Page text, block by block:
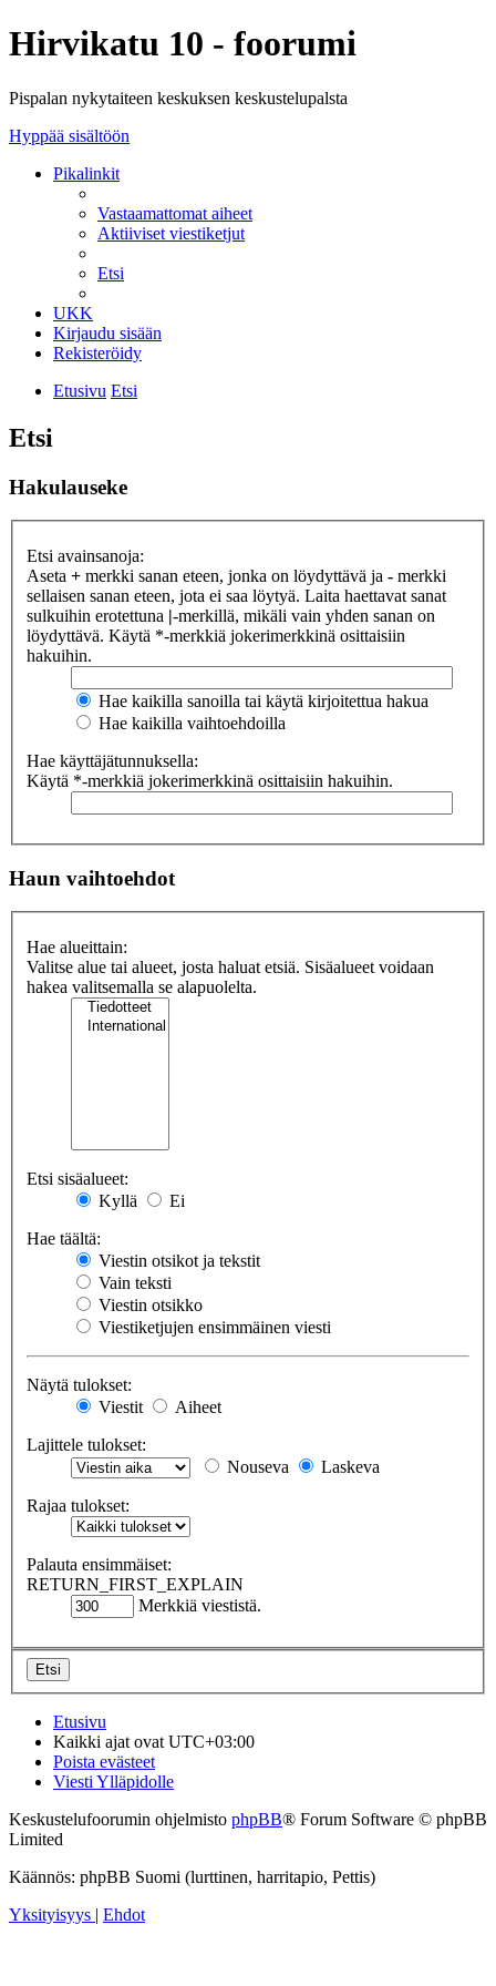
Hirvikatu 10 - foorumi
Pispalan nykytaiteen keskuksen keskustelupalsta
Hyppää sisältöön
Pikalinkit
Vastaamattomat aiheet
Aktiiviset viestiketjut
Etsi
UKK
Kirjaudu sisään
Rekisteröidy
Etusivu Etsi
Etsi
Hakulauseke
Etsi avainsanoja:
Aseta + merkki sanan eteen, jonka on löydyttävä ja - merkki
sellaisen sanan eteen, jota ei saa löytyä. Laita haettavat sanat
sulkuihin erotettuna |-merkillä, mikäli vain yhden sanan on
löydyttävä. Käytä *-merkkiä jokerimerkkinä osittaisiin
hakuihin.
Hae kaikilla sanoilla tai käytä kirjoitettua hakua
Hae kaikilla vaihtoehdoilla
Hae käyttäjätunnuksella:
Käytä *-merkkiä jokerimerkkinä osittaisiin hakuihin.
Haun vaihtoehdot
Hae alueittain:
Valitse alue tai alueet, josta haluat etsiä. Sisäalueet voidaan
hakea valitsemalla se alapuolelta.
Etsi sisäalueet:
Kyllä
Ei
Hae täältä:
Viestin otsikot ja tekstit
Vain teksti
Viestin otsikko
Viestiketjujen ensimmäinen viesti
Näytä tulokset:
Viestit
Aiheet
Lajittele tulokset:
Nouseva
Laskeva
Rajaa tulokset:
Palauta ensimmäiset:
RETURN_FIRST_EXPLAIN
Merkkiä viestistä.
Etusivu
Kaikki ajat ovat UTC+03:00
Poista evästeet
Viesti Ylläpidolle
Keskustelufoorumin ohjelmisto phpBB® Forum Software © phpBB
Limited
Käännös: phpBB Suomi (lurttinen, harritapio, Pettis)
Yksityisyys | Ehdot